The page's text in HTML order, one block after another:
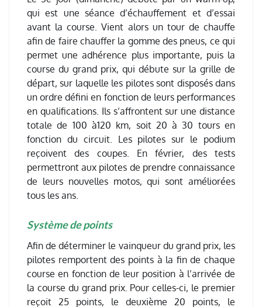
qui est une séance d’échauffement et d’essai
avant la course. Vient alors un tour de chauffe
afin de faire chauffer la gomme des pneus, ce qui
permet une adhérence plus importante, puis la
course du grand prix, qui débute sur la grille de
départ, sur laquelle les pilotes sont disposés dans
un ordre défini en fonction de leurs performances
en qualifications. Ils s’affrontent sur une distance
totale de 100 à120 km, soit 20 à 30 tours en
fonction du circuit. Les pilotes sur le podium
reçoivent des coupes. En février, des tests
permettront aux pilotes de prendre connaissance
de leurs nouvelles motos, qui sont améliorées
tous les ans.
Système de points
Afin de déterminer le vainqueur du grand prix, les
pilotes remportent des points à la fin de chaque
course en fonction de leur position à l’arrivée de
la course du grand prix. Pour celles-ci, le premier
reçoit 25 points, le deuxième 20 points, le